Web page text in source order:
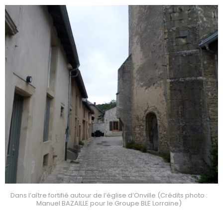
Dans l’aître fortifié autour de l’église d’Onville (Crédits photo :
Manuel BAZAILLE pour le Groupe BLE Lorraine)